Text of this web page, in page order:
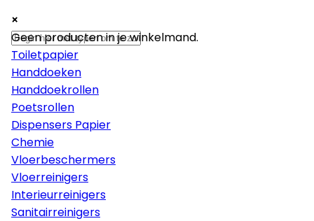
×
Papier
Toiletpapier
Handdoeken
Handdoekrollen
Poetsrollen
Dispensers Papier
Chemie
Vloerbeschermers
Vloerreinigers
Interieurreinigers
Sanitairreinigers
×
×
Geen producten in je winkelmand.